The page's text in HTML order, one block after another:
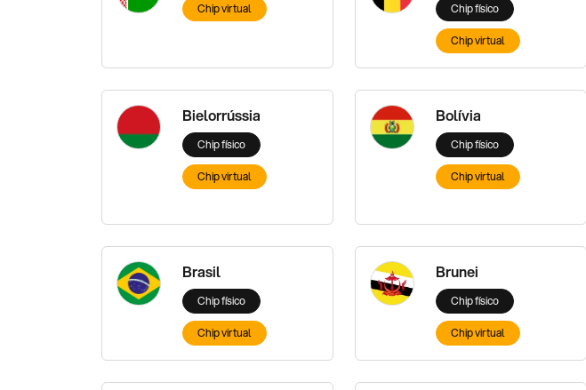
Chip virtual Chip físico
Chip virtual
Bielorrússia
Chip físico
Chip virtual
Bolívia
Chip físico
Chip virtual
Brasil
Chip físico
Chip virtual
Brunei
Chip físico
Chip virtual